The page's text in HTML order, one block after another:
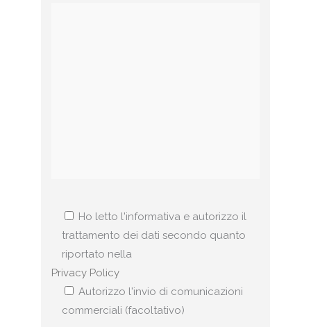
Ho letto l'informativa e autorizzo il
trattamento dei dati secondo quanto
riportato nella
Privacy Policy
Autorizzo l'invio di comunicazioni
commerciali (facoltativo)